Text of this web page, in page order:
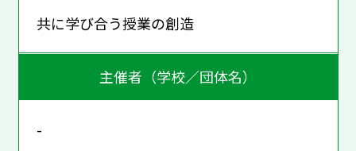
共に学び合う授業の創造
主催者（学校／団体名）
-